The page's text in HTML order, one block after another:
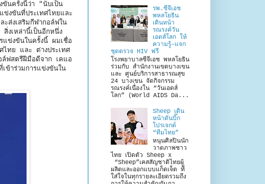
นครั้งนี้ว่า "นับเป็น
งขันที่ประเทศไทยและ
ส่งเสริมกีฬากอล์ฟใน
งเหล่านี้เป็นอีกหนึ่ง
แข่งขันในครั้งนี้ ผมเชื่อ
ไทย และ ต่างประเทศ
ล์ฟสตรีฝีมือดีจาก เคแอ
ข้าร่วมการแข่งขันใน
รพ.ซีจีเอช
พหลโยธิน
เดินหน้า
รณรงค์วัน
เอดส์โลก ให้
ความรู้–แจก
ชุดตรวจ HIV ฟรี
โรงพยาบาลซีจีเอช พหลโยธิน
ร่วมกับ สำนักงานเขตบางเขน
และ ศูนย์บริการสาธารณสุข
24 บางเขน จัดกิจกรรม
รณรงค์เนื่องใน “วันเอดส์
โลก” (World AIDS Da...
Sheep เดิน
หน้าดันบิ๊ก
โปรเจกต์
“ทีมไทย”
หนุนศิลปินนัก
วาดภาพชาว
ไทย เปิดตัว Sheep x
“Sheep”เคสสัญชาติไทยผู้
ผลิตและออกแบบแก็ดเจ็ต ที่
ใส่ใจในทุกรายละเอียดรวมถึง